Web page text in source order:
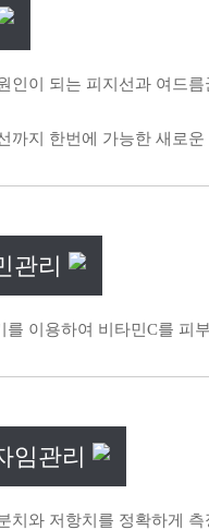
인이 되는 피지선과 여드
까지 한번에 가능한 새로운
관리
를 이용하여 비타민C를 피
임관리
치와 저항치를 정확하게